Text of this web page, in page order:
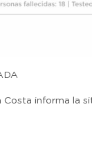
informa la